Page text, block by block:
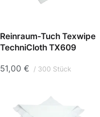
Reinraum-Tuch Texwipe
TechniCloth TX609
51,00 € 300 Stück